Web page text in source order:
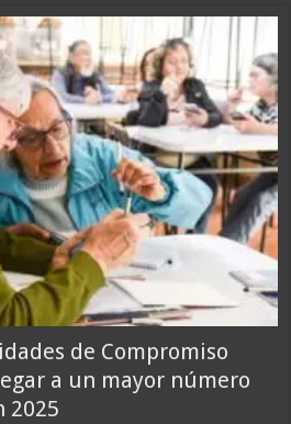
de Compromiso
a un mayor número
2025